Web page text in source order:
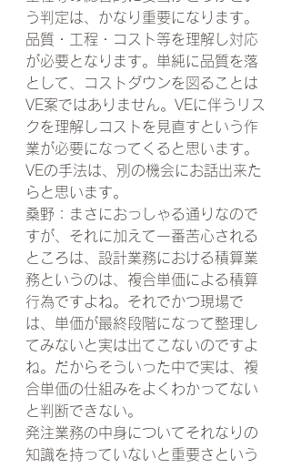
う判定は、かなり重要になります。
品質・工程・コスト等を理解し対応
が必要となります。単純に品質を落
として、コストダウンを図ることは
VE案ではありません。VEに伴うリス
クを理解しコストを見直すという作
業が必要になってくると思います。
VEの手法は、別の機会にお話出来た
らと思います。
桑野：まさにおっしゃる通りなので
すが、それに加えて一番苦心される
ところは、設計業務における積算業
務というのは、複合単価による積算
行為ですよね。それでかつ現場で
は、単価が最終段階になって整理し
てみないと実は出てこないのですよ
ね。だからそういった中で実は、複
合単価の仕組みをよくわかってない
と判断できない。
発注業務の中身についてそれなりの
知識を持っていないと重要さという